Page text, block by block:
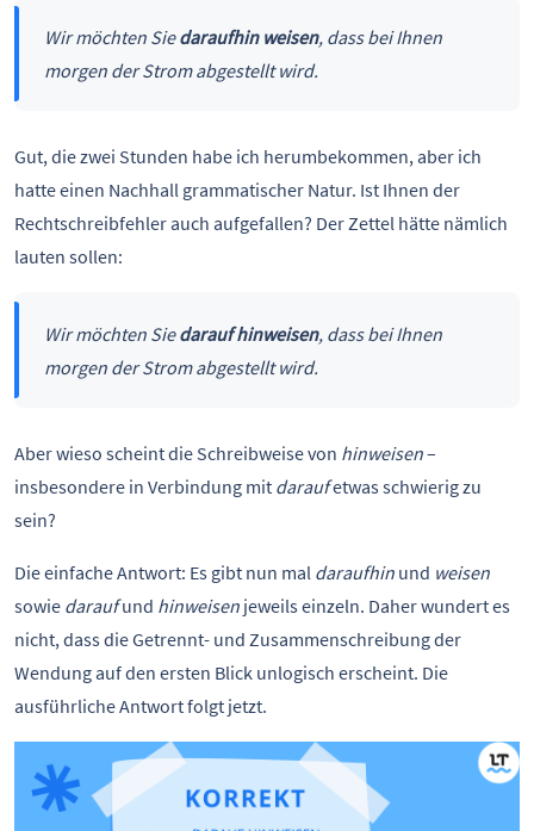
Wir möchten Siedaraufhin weisen, dass bei Ihnen
morgen der Strom abgestellt wird.
Gut, die zwei Stunden habe ich herumbekommen, aber ich
hatte einen Nachhall grammatischer Natur. Ist Ihnen der
Rechtschreibfehler auch aufgefallen? Der Zettel hätte nämlich
lauten sollen:
Wir möchten Siedarauf hinweisen, dass bei Ihnen
morgen der Strom abgestellt wird.
Aber wieso scheint die Schreibweise von hinweisen–
insbesondere in Verbindung mit daraufetwas schwierig zu
sein?
Die einfache Antwort: Es gibt nun mal daraufhin und weisen
sowie daraufund hinweisen jeweils einzeln. Daher wundert es
nicht, dass die Getrennt- und Zusammenschreibung der
Wendung auf den ersten Blick unlogisch erscheint. Die
ausführliche Antwort folgt jetzt.